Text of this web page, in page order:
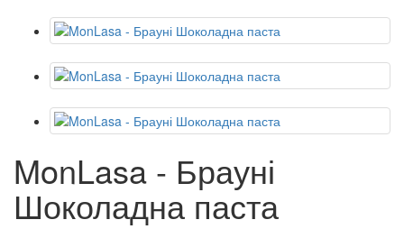
MonLasa - Брауні
Шоколадна паста